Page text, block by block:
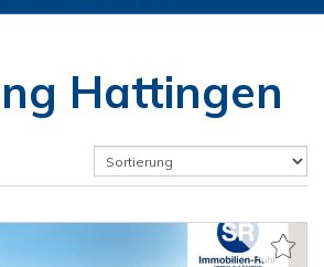
Hattingen